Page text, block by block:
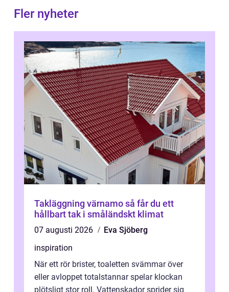
Fler nyheter
Takläggning värnamo så får du ett
hållbart tak i småländskt klimat
07 augusti 2026
Eva Sjöberg
inspiration
När ett rör brister, toaletten svämmar över
eller avloppet totalstannar spelar klockan
plötsligt stor roll. Vattenskador sprider sig